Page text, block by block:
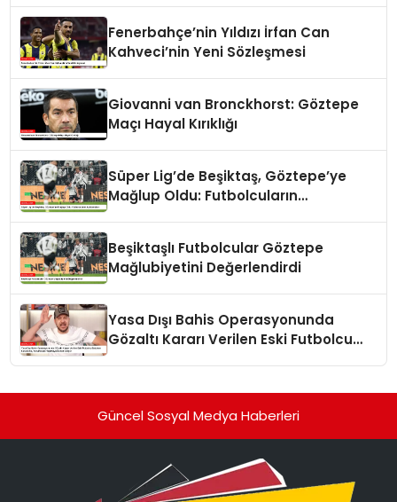
Fenerbahçe’nin Yıldızı İrfan Can
Kahveci’nin Yeni Sözleşmesi
Giovanni van Bronckhorst: Göztepe
Maçı Hayal Kırıklığı
Süper Lig’de Beşiktaş, Göztepe’ye
Mağlup Oldu: Futbolcuların
Beşiktaşlı Futbolcular Göztepe
Mağlubiyetini Değerlendirdi
Yasa Dışı Bahis Operasyonunda
Gözaltı Kararı Verilen Eski Futbolcu
Güncel Sosyal Medya Haberleri